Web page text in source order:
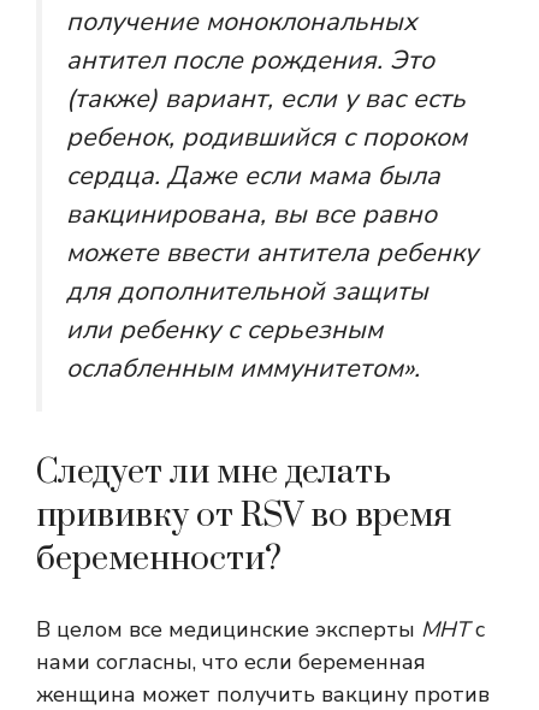
получение моноклональных
антител после рождения. Это
(также) вариант, если у вас есть
ребенок, родившийся с пороком
сердца. Даже если мама была
вакцинирована, вы все равно
можете ввести антитела ребенку
для дополнительной защиты
или ребенку с серьезным
ослабленным иммунитетом».
Следует ли мне делать
прививку от RSV во время
беременности?
В целом все медицинские эксперты МНТс
нами согласны, что если беременная
женщина может получить вакцину против